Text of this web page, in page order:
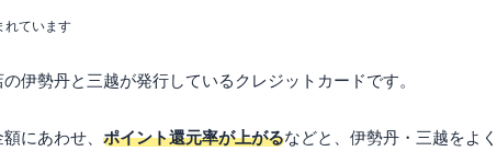
れています
伊勢丹と三越が発行しているクレジットカードです。
にあわせ、 ポイント還元率が上がるなどと、伊勢丹・三越をよ